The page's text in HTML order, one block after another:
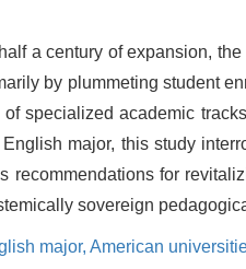
a century of expansion,
by plummeting student
specialized academic
major, this study
recommendations for
sovereign
major, American